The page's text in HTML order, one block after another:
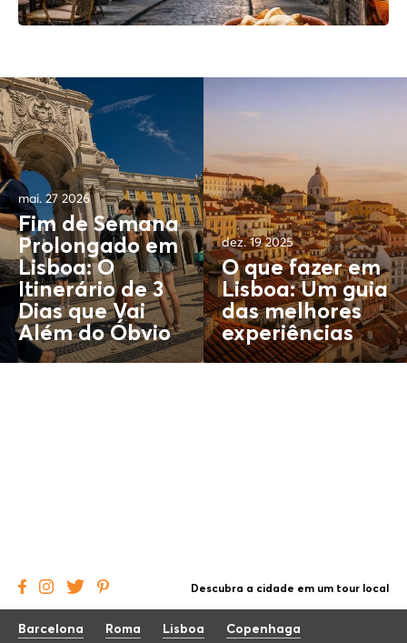
mai. 27 2026
Fim de Semana
Prolongado em
Lisboa: O
Itinerário de 3
Dias que Vai
Além doÓbvio
dez. 19 2025
O que fazer em
Lisboa: Um guia
das melhores
experiências
Descubra a cidade em um tour local
Barcelona Roma Lisboa Copenhaga